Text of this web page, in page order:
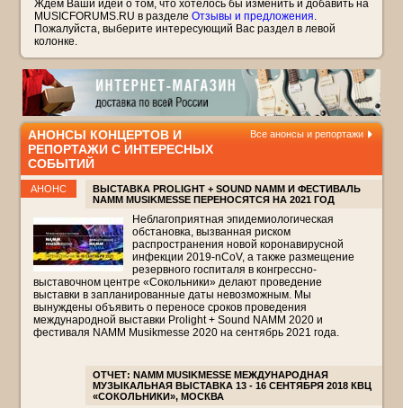
Ждем Ваши идеи о том, что хотелось бы изменить и добавить на
MUSICFORUMS.RU в разделе Отзывы и предложения.
Пожалуйста, выберите интересующий Вас раздел в левой
колонке.
Все анонсы и репортажи
АНОНСЫ КОНЦЕРТОВ И
РЕПОРТАЖИ С ИНТЕРЕСНЫХ
СОБЫТИЙ
АНОНС
ВЫСТАВКА PROLIGHT + SOUND NAMM И ФЕСТИВАЛЬ
NAMM MUSIKMESSE ПЕРЕНОСЯТСЯ НА 2021 ГОД
Неблагоприятная эпидемиологическая
обстановка, вызванная риском
распространения новой коронавирусной
инфекции 2019-nCoV, а также размещение
резервного госпиталя в конгрессно-
выставочном центре «Сокольники» делают проведение
выставки в запланированные даты невозможным. Мы
вынуждены объявить о переносе сроков проведения
международной выставки Prolight + Sound NAMM 2020 и
фестиваля NAMM Musikmesse 2020 на сентябрь 2021 года.
ОТЧЕТ: NAMM MUSIKMESSE МЕЖДУНАРОДНАЯ
МУЗЫКАЛЬНАЯ ВЫСТАВКА 13 - 16 СЕНТЯБРЯ 2018 КВЦ
«СОКОЛЬНИКИ», МОСКВА